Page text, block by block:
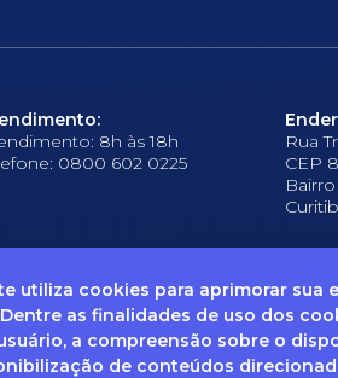
utiliza cookies para aprimorar sua
Dentre as finalidades de uso dos
a compreensão sobre o
de conteúdos
8h às 18h
0800 602 0225
Rua
CEP
Ouvidoria Canal de Denúncias